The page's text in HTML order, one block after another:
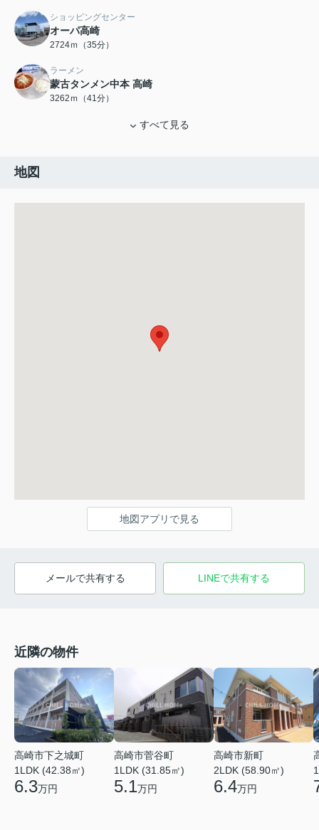
ショッピングセンター
オーパ高崎
2724ｍ（35分）
ラーメン
蒙古タンメン中本 高崎
3262ｍ（41分）
すべて見る
地図
地図アプリで見る
メールで共有する LINEで共有する
近隣の物件
高崎市下之城町
1LDK (42.38㎡)
6.3万円
高崎市菅谷町
1LDK (31.85㎡)
5.1万円
高崎市新町
2LDK (58.90㎡)
6.4万円